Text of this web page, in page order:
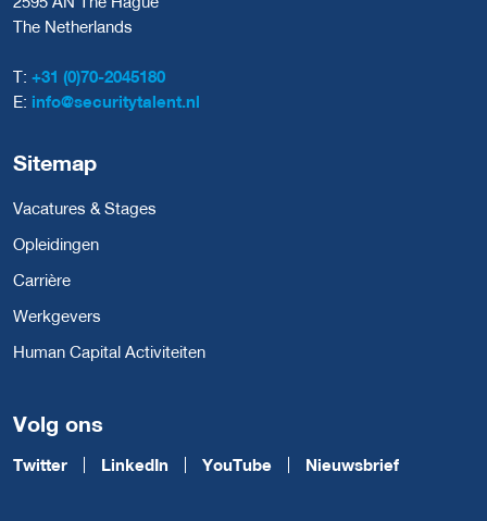
The Netherlands
T: +31 (0)70-2045180
E: info@securitytalent.nl
Sitemap
Vacatures & Stages
Opleidingen
Carrière
Werkgevers
Human Capital Activiteiten
Volg ons
Twitter LinkedIn YouTube Nieuwsbrief